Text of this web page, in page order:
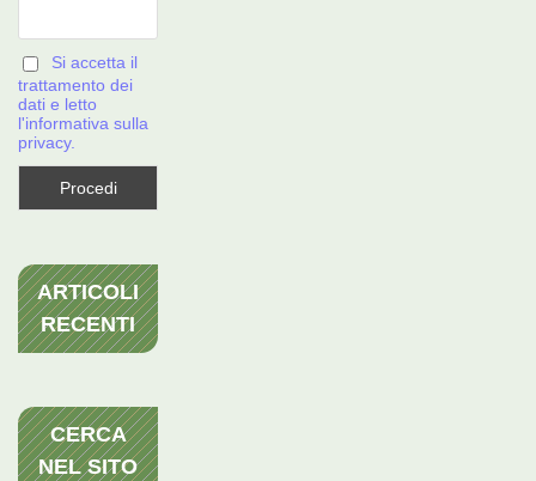
Si accetta il
trattamento dei
dati e letto
l'informativa sulla
privacy.
ARTICOLI
RECENTI
CERCA
NEL SITO